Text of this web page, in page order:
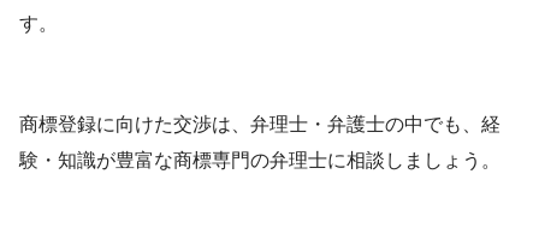
す。
商標登録に向けた交渉は、弁理士・弁護士の中でも、経
験・知識が豊富な商標専門の弁理士に相談しましょう。